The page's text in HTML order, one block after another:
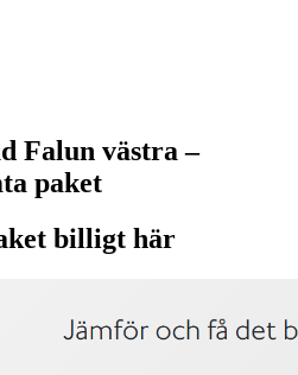
Falun västra –
paket
billigt här